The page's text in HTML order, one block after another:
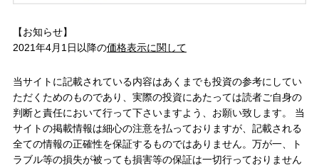
【お知らせ】
2021年4月1日以降の価格表示に関して
当サイトに記載されている内容はあくまでも投資の参考にしてい
ただくためのものであり、実際の投資にあたっては読者ご自身の
判断と責任において行って下さいますよう、お願い致します。 当
サイトの掲載情報は細心の注意を払っておりますが、記載される
全ての情報の正確性を保証するものではありません。万が一、ト
ラブル等の損失が被っても損害等の保証は一切行っておりません